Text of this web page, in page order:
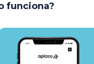
funciona?